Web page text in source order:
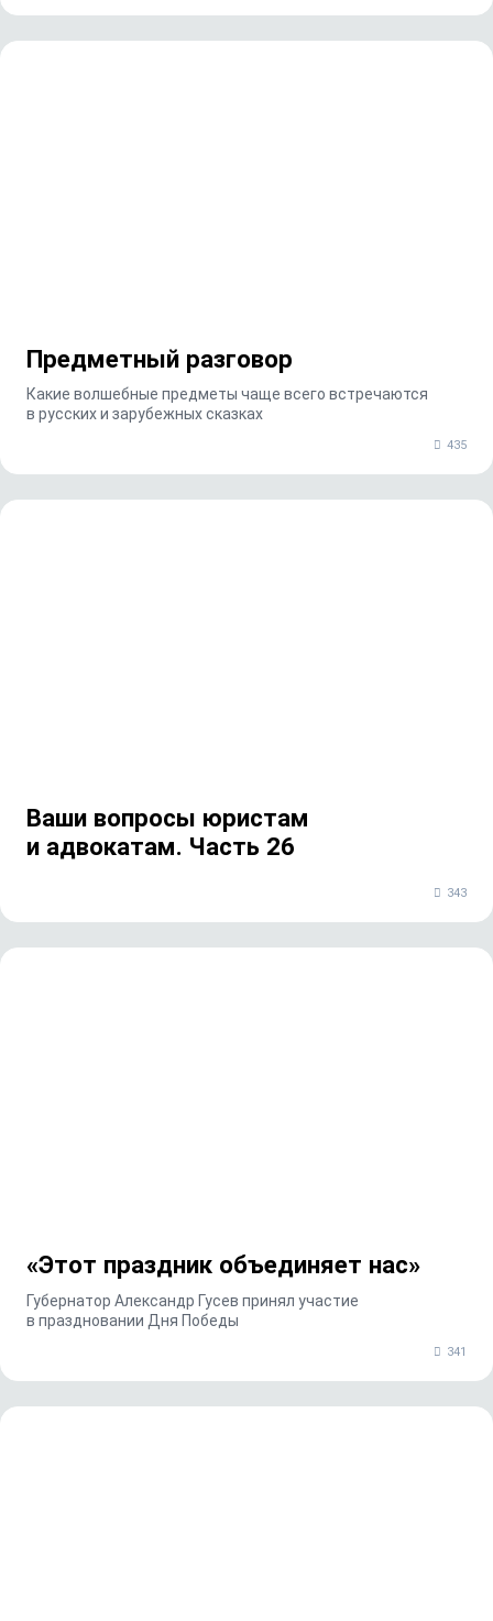
Предметный разговор
Какие волшебные предметы чаще всего встречаются
в русских и зарубежных сказках
435
Ваши вопросы юристам
и адвокатам. Часть 26
343
«Этот праздник объединяет нас»
Губернатор Александр Гусев принял участие
в праздновании Дня Победы
341